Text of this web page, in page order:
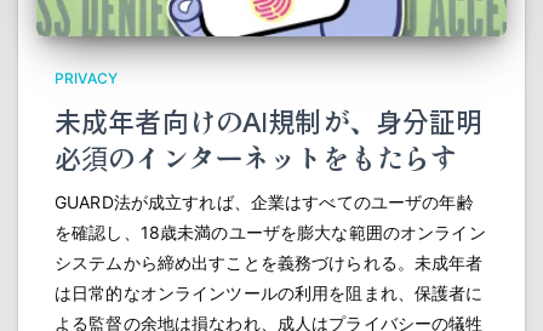
PRIVACY
未成年者向けのAI規制が、身分証明
必須のインターネットをもたらす
GUARD法が成立すれば、企業はすべてのユーザの年齢
を確認し、18歳未満のユーザを膨大な範囲のオンライン
システムから締め出すことを義務づけられる。未成年者
は日常的なオンラインツールの利用を阻まれ、保護者に
よる監督の余地は損なわれ、成人はプライバシーの犠牲